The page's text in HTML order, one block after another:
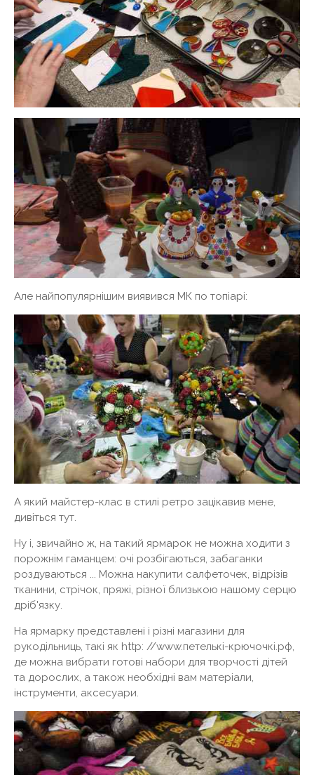
Але найпопулярнішим виявився МК по топіарі:
А який майстер-клас в стилі ретро зацікавив мене,
дивіться тут.
Ну і, звичайно ж, на такий ярмарок не можна ходити з
порожнім гаманцем: очі розбігаються, забаганки
роздуваються ... Можна накупити салфеточек, відрізів
тканини, стрічок, пряжі, різної близькою нашому серцю
дріб'язку.
На ярмарку представлені і різні магазини для
рукодільниць, такі як http: //www.петелькі-крючочкі.рф,
де можна вибрати готові набори для творчості дітей
та дорослих, а також необхідні вам матеріали,
інструменти, аксесуари.